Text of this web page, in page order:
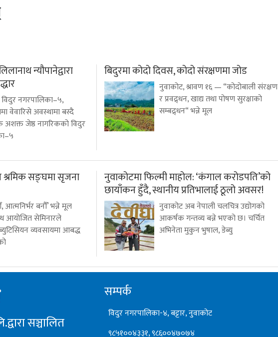
न्यौपानेद्वारा
नगरपालिका–५,
वेवारिसे अवस्थामा बस्दै
जेष्ठ नागरिकको विदुर
बिदुरमा कोदो दिवस, कोदो संरक्षणमा जोड
नुवाकोट, श्रावण १६ — “कोदोबाली संरक्षण
र प्रवद्र्धन, खाद्य तथा पोषण सुरक्षाको
सम्बद्र्धन“ भन्ने मूल
सङ्घमा सृजना
आत्मनिर्भर बनौँ’ भन्ने मूल
आयोजित सेमिनारले
व्यवसायमा आबद्ध
नुवाकोटमा फिल्मी माहोल: ‘कंगाल करोडपति’को
छायाँकन हुँदै, स्थानीय प्रतिभालाई ठूलो अवसर!
नुवाकोट अब नेपाली चलचित्र उद्योगको
आकर्षक गन्तव्य बन्ने भएको छ। चर्चित
अभिनेता मुकुन भुषाल, डेब्यु
सञ्चालित
सम्पर्क
विदुर नगरपालिका-४, बट्टार, नुवाकोट
९८५१००४३३१, ९८६००४७०७४